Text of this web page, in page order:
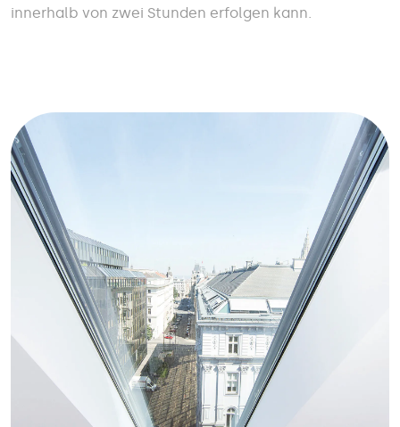
innerhalb von zwei Stunden erfolgen kann.